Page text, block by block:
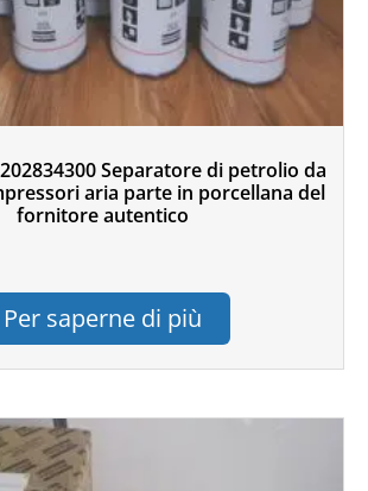
Separatore di petrolio da
aria parte in porcellana del
fornitore autentico
Per saperne di più